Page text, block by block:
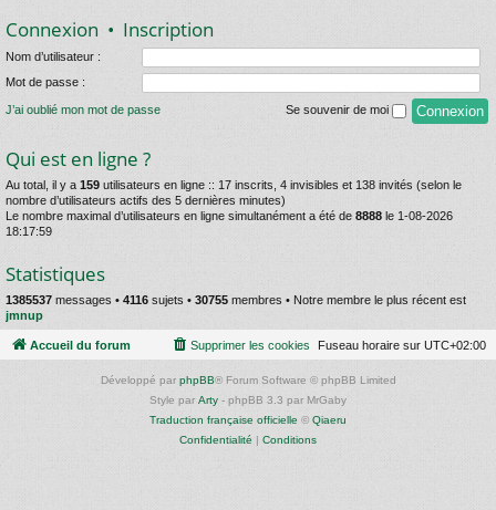
Connexion • Inscription
Nom d’utilisateur :
Mot de passe :
J’ai oublié mon mot de passe Se souvenir de moi
Qui est en ligne ?
Au total, il y a 159 utilisateurs en ligne :: 17 inscrits, 4 invisibles et 138 invités (selon le
nombre d’utilisateurs actifs des 5 dernières minutes)
Le nombre maximal d’utilisateurs en ligne simultanément a été de 8888 le 1-08-2026
18:17:59
Statistiques
1385537 messages • 4116 sujets • 30755 membres • Notre membre le plus récent est
jmnup
Accueil du forum Fuseau horaire sur UTC+02:00
Supprimer les cookies
Développé par phpBB® Forum Software © phpBB Limited
Style par Arty - phpBB 3.3 par MrGaby
Traduction française officielle © Qiaeru
Confidentialité | Conditions